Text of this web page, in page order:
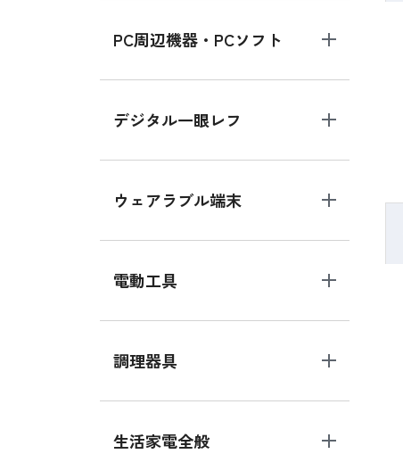
PC周辺機器・PCソフト
デジタル一眼レフ
ウェアラブル端末
電動工具
調理器具
生活家電全般